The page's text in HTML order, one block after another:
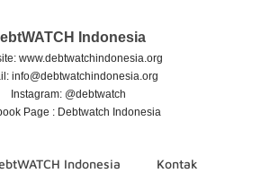
Indonesia
www.debtwatchindonesia.org
info@debtwatchindonesia.org
Instagram: @debtwatch
Page : Debtwatch Indonesia
Indonesia Kontak